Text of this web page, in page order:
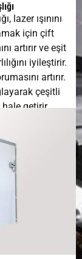
lazer ışınını
için çift
artırır ve eşit
iyileştirir.
artırır.
çeşitli
getirir.